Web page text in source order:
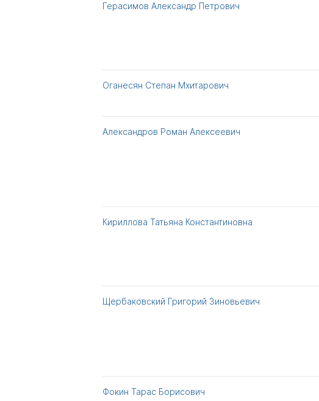
Герасимов Александр Петрович
Оганесян Степан Мхитарович
Александров Роман Алексеевич
Кириллова Татьяна Константиновна
Щербаковский Григорий Зиновьевич
Фокин Тарас Борисович